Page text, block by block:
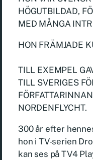
HÖGUTBILDAD,
MED MÅNGA
HON FRÄMJADE
TILL EXEMPEL
TILL SVERIGES
NORDENFLYCHT.
300 år efter
hon i TV-serien
kan ses på TV4